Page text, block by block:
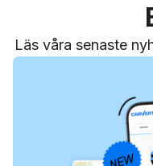
Läs våra senaste